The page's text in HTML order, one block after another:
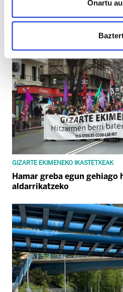
Onartu
GIZARTE EKIMENEKO IKASTETXEAK
Hamar greba egun
aldarrikatzeko